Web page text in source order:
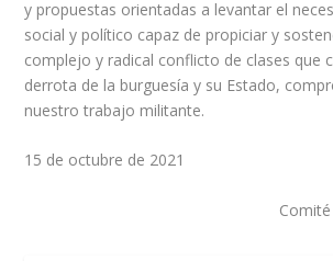
y propuestas orientadas a levantar el
social y político capaz de propiciar y
complejo y radical conflicto de clases que
derrota de la burguesía y su Estado,
nuestro trabajo militante.
15 de octubre de 2021